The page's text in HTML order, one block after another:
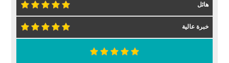
هائل
خبرة عالية